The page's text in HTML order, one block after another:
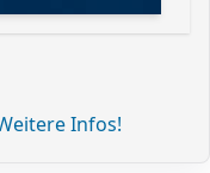
Infos!